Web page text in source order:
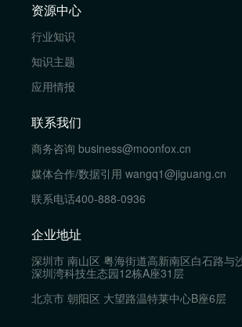
资源中心
行业知识
知识主题
应用情报
联系我们
商务咨询 business@moonfox.cn
媒体合作/数据引用 wangq1@jiguang.cn
联系电话400-888-0936
企业地址
深圳市 南山区 粤海街道高新南区白石路与
深圳湾科技生态园12栋A座31层
北京市 朝阳区 大望路温特莱中心B座6层